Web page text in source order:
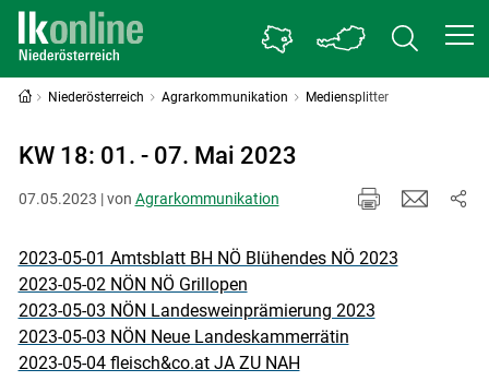
Niederösterreich Agrarkommunikation Mediensplitter
KW 18: 01. - 07. Mai 2023
07.05.2023 | von Agrarkommunikation
2023-05-01 Amtsblatt BH NÖ Blühendes NÖ 2023
2023-05-02 NÖN NÖ Grillopen
2023-05-03 NÖN Landesweinprämierung 2023
2023-05-03 NÖN Neue Landeskammerrätin
2023-05-04 fleisch&co.at JA ZU NAH